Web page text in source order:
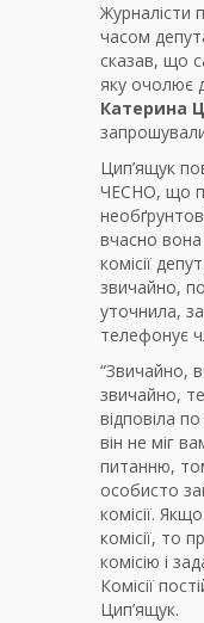
Журналісти
часом
сказав, що
яку очолює
Катерина
Цип’ящук
ЧЕСНО, що
вчасно вона
комісії
звичайно,
уточнила,
телефонує
“Звичайно,
звичайно,
відповіла
він не міг
питанню,
особисто
комісії.
комісії, то
комісію і
Комісії
Цип’ящук.